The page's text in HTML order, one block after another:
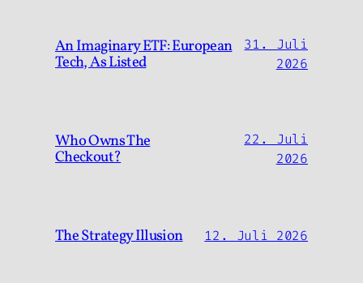
An Imaginary ETF: European
Tech, As Listed
31. Juli
2026
Who Owns The
Checkout?
22. Juli
2026
The Strategy Illusion 12. Juli 2026